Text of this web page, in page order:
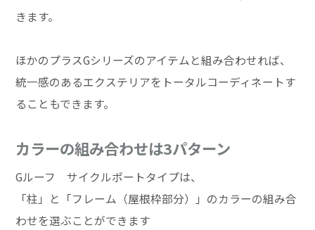
きます。
ほかのプラスGシリーズのアイテムと組み合わせれば、
統一感のあるエクステリアをトータルコーディネートす
ることもできます。
カラーの組み合わせは3パターン
Gルーフ サイクルポートタイプは、
「柱」と「フレーム（屋根枠部分）」のカラーの組み合
わせを選ぶことができます